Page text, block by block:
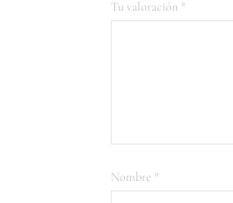
Tu valoración *
Nombre *